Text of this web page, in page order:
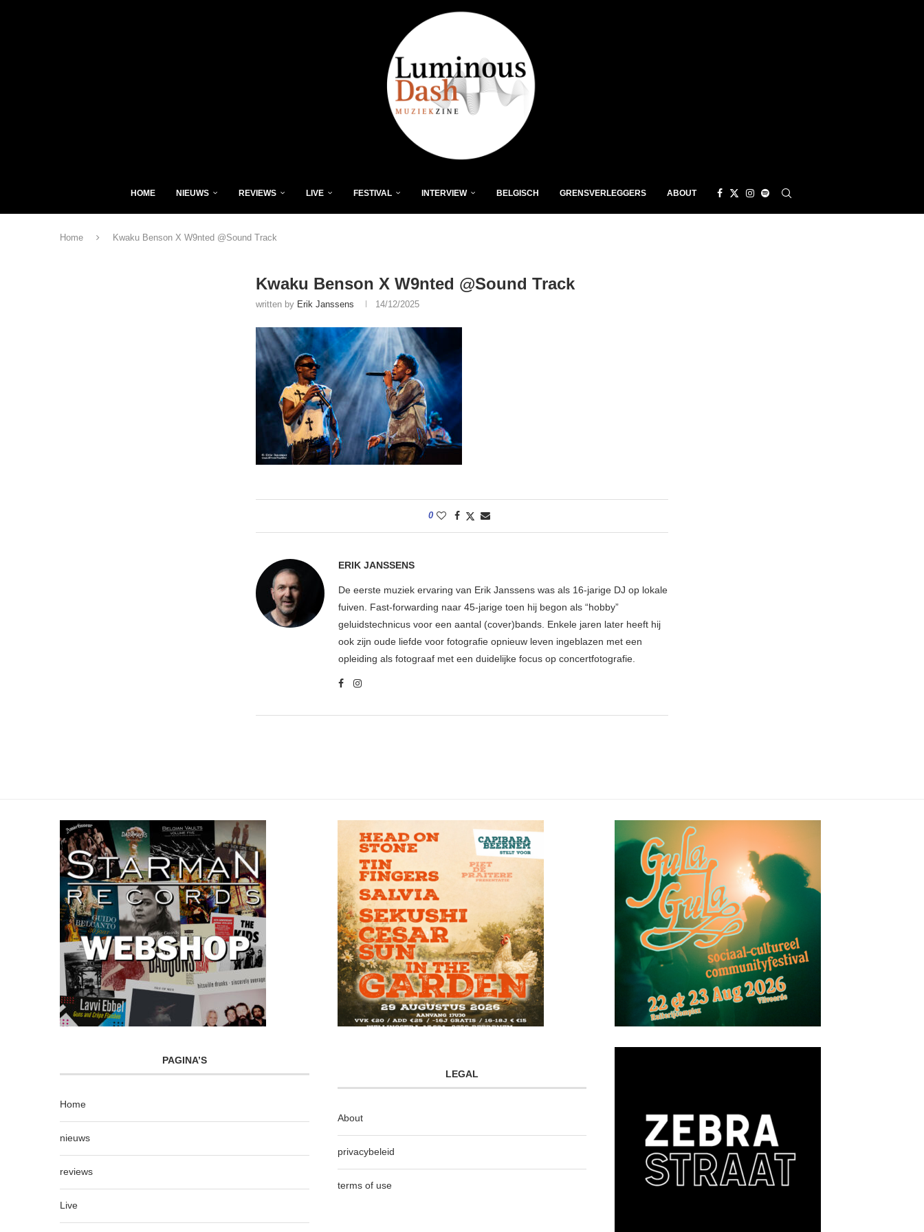
HOME NIEUWS REVIEWS LIVE FESTIVAL INTERVIEW BELGISCH GRENSVERLEGGERS ABOUT
Home Kwaku Benson X W9nted @Sound Track
Kwaku Benson X W9nted @Sound Track
written by Erik Janssens 14/12/2025
0
ERIK JANSSENS
De eerste muziek ervaring van Erik Janssens was als 16-jarige DJ op lokale
fuiven. Fast-forwarding naar 45-jarige toen hij begon als “hobby”
geluidstechnicus voor een aantal (cover)bands. Enkele jaren later heeft hij
ook zijn oude liefde voor fotografie opnieuw leven ingeblazen met een
opleiding als fotograaf met een duidelijke focus op concertfotografie.
PAGINA’S
Home
nieuws
reviews
Live
LEGAL
About
privacybeleid
terms of use